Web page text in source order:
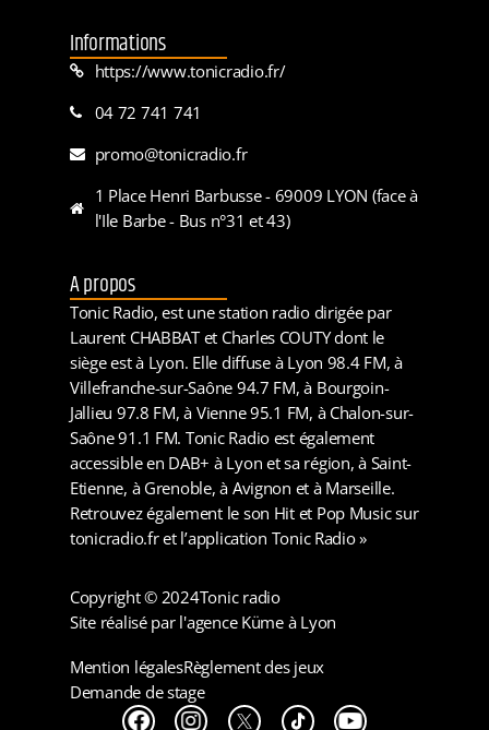
Informations
https://www.tonicradio.fr/
04 72 741 741
promo@tonicradio.fr
1 Place Henri Barbusse - 69009 LYON (face à
l'Ile Barbe - Bus n°31 et 43)
A propos
Tonic Radio, est une station radio dirigée par
Laurent CHABBAT et Charles COUTY dont le
siège est à Lyon. Elle diffuse à Lyon 98.4 FM, à
Villefranche-sur-Saône 94.7 FM, à Bourgoin-
Jallieu 97.8 FM, à Vienne 95.1 FM, à Chalon-sur-
Saône 91.1 FM. Tonic Radio est également
accessible en DAB+ à Lyon et sa région, à Saint-
Etienne, à Grenoble, à Avignon et à Marseille.
Retrouvez également le son Hit et Pop Music sur
tonicradio.fr et l’application Tonic Radio »
Copyright © 2024Tonic radio
Site réalisé par l'agence Küme à Lyon
Mention légalesRèglement des jeux
Demande de stage